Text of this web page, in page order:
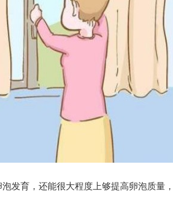
发育，还能很大程度上够提高卵泡质量